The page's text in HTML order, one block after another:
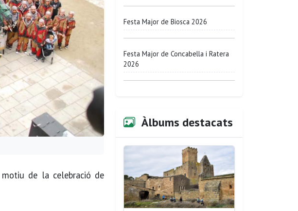
motiu de la celebració de
Festa Major de Biosca 2026
Festa Major de Concabella i Ratera
2026
Àlbums destacats